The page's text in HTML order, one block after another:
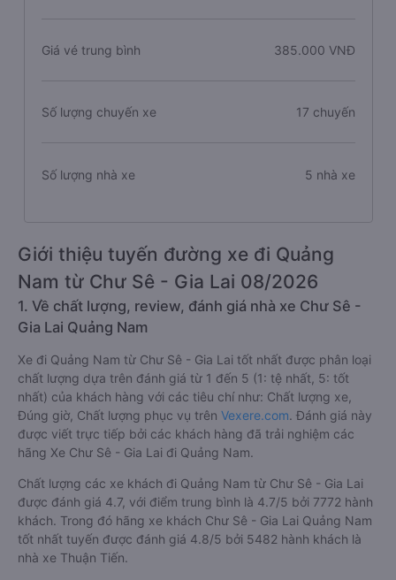
Giá vé trung bình 385.000 VNĐ
Số lượng chuyến xe 17 chuyến
Số lượng nhà xe 5 nhà xe
Giới thiệu tuyến đường xe đi Quảng
Nam từ Chư Sê - Gia Lai 08/2026
1. Về chất lượng, review, đánh giá nhà xe Chư Sê -
Gia Lai Quảng Nam
Xe đi Quảng Nam từ Chư Sê - Gia Lai tốt nhất được phân loại
chất lượng dựa trên đánh giá từ 1 đến 5 (1: tệ nhất, 5: tốt
nhất) của khách hàng với các tiêu chí như: Chất lượng xe,
Đúng giờ, Chất lượng phục vụ trên Vexere.com. Đánh giá này
được viết trực tiếp bởi các khách hàng đã trải nghiệm các
hãng Xe Chư Sê - Gia Lai đi Quảng Nam.
Chất lượng các xe khách đi Quảng Nam từ Chư Sê - Gia Lai
được đánh giá 4.7, với điểm trung bình là 4.7/5 bởi 7772 hành
khách. Trong đó hãng xe khách Chư Sê - Gia Lai Quảng Nam
tốt nhất tuyến được đánh giá 4.8/5 bởi 5482 hành khách là
nhà xe Thuận Tiến.